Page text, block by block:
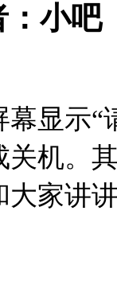
小吧
显示
机。
家讲